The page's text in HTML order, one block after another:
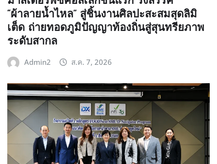
“ผ้าลายน้ำไหล” สู่ชิ้นงานศิลปะสะสมสุดลิมิ
เต็ด ถ่ายทอดภูมิปัญญาท้องถิ่นสู่สุนทรียภาพ
ระดับสากล
Admin2 ส.ค. 7, 2026